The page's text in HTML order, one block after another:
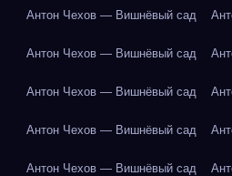
Антон Чехов — Вишнёвый сад
Антон Чехов — Вишнёвый сад
Антон Чехов — Вишнёвый сад
Антон Чехов — Вишнёвый сад
Антон Чехов — Вишнёвый сад